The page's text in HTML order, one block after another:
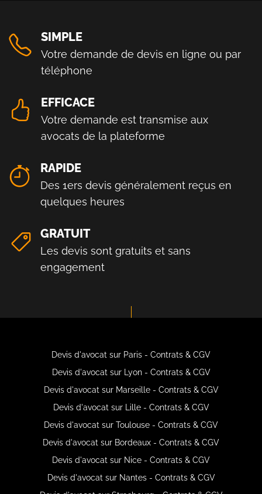
SIMPLE
Votre demande de devis en ligne ou par
téléphone
EFFICACE
Votre demande est transmise aux
avocats de la plateforme
RAPIDE
Des 1ers devis généralement reçus en
quelques heures
GRATUIT
Les devis sont gratuits et sans
engagement
Devis d'avocat sur Paris - Contrats & CGV
Devis d'avocat sur Lyon - Contrats & CGV
Devis d'avocat sur Marseille - Contrats & CGV
Devis d'avocat sur Lille - Contrats & CGV
Devis d'avocat sur Toulouse - Contrats & CGV
Devis d'avocat sur Bordeaux - Contrats & CGV
Devis d'avocat sur Nice - Contrats & CGV
Devis d'avocat sur Nantes - Contrats & CGV